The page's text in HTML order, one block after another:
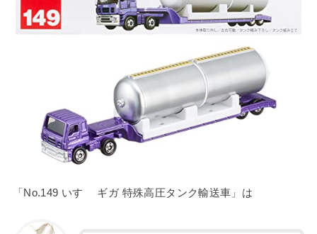
「No.149 いすゞ ギガ 特殊高圧タンク輸送車」は